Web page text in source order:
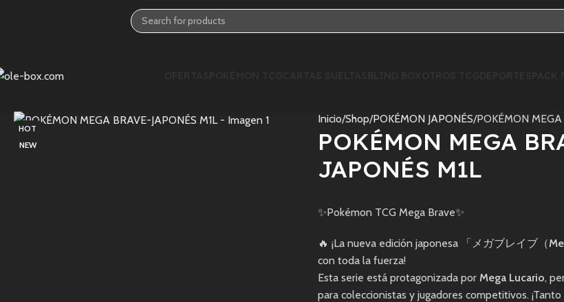
HOT
NEW
Inicio Shop POKÉMON JAPONÉS POKÉMON MEGA
POKÉMON MEGA
JAPONÉS M1L
✨Pokémon TCG Mega Brave✨
🔥 ¡La nueva edición japonesa 「メガブレイブ（
con toda la fuerza!
Esta serie está protagonizada por Mega Lucario,
para coleccionistas y jugadores competitivos.